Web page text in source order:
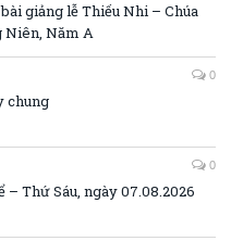
giảng lễ Thiếu Nhi – Chúa
Niên, Năm A
0
chung
0
– Thứ Sáu, ngày 07.08.2026